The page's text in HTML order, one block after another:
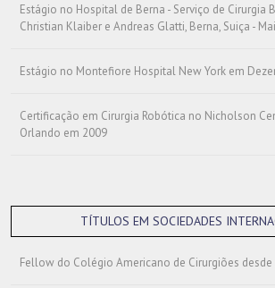
Estágio no Hospital de Berna - Serviço de Cirurgia
Christian Klaiber e Andreas Glatti, Berna, Suiça -
Estágio no Montefiore Hospital New York em
Certificação em Cirurgia Robótica no Nicholson
Orlando em 2009
TÍTULOS EM SOCIEDADES
Fellow do Colégio Americano de Cirurgiões desde